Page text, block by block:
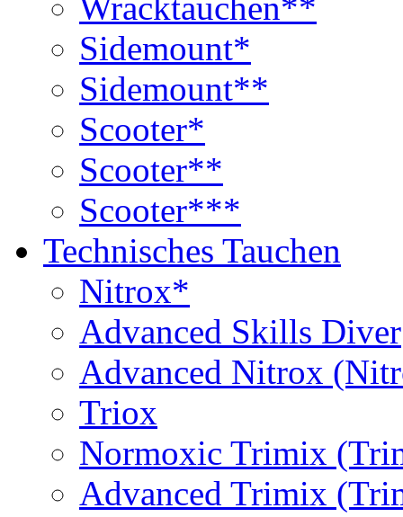
Sidemount*
Sidemount**
Scooter*
Scooter**
Scooter***
Technisches Tauchen
Nitrox*
Advanced Skills Diver
Advanced Nitrox
Triox
Normoxic Trimix
Advanced Trimix